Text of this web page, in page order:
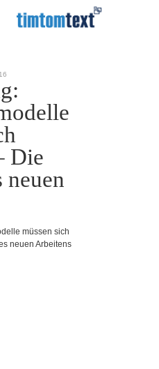
Die
neuen
müssen sich
neuen Arbeitens